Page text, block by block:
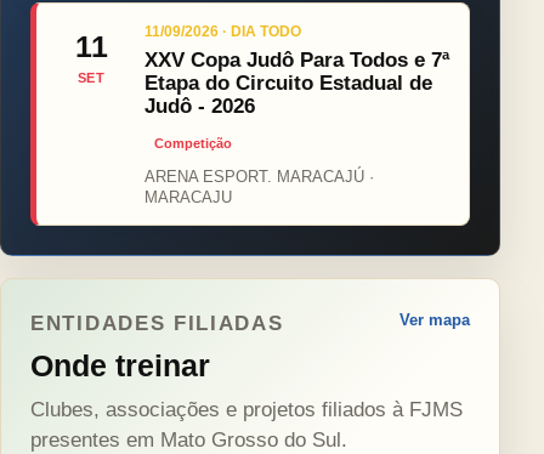
11
SET
11/09/2026 · DIA TODO
XXV Copa Judô Para Todos e 7ª
Etapa do Circuito Estadual de
Judô - 2026
Competição
ARENA ESPORT. MARACAJÚ ·
MARACAJU
ENTIDADES FILIADAS
Onde treinar
Ver mapa
Clubes, associações e projetos filiados à FJMS
presentes em Mato Grosso do Sul.